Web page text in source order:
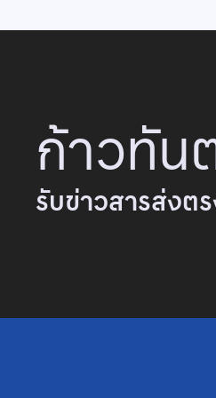
ก้าวทัน
รับข่าวสารส่งต